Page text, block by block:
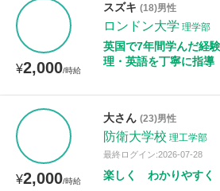
¥2,000/時給
スズキ (18)男性
ロンドン大学 理学部
英国で7年間学んだ経
理・英語を丁寧に指導
¥2,000/時給
大さん (23)男性
防衛大学校 理工学部
最終ログイン:2026-07-28
楽しく わかりやすく